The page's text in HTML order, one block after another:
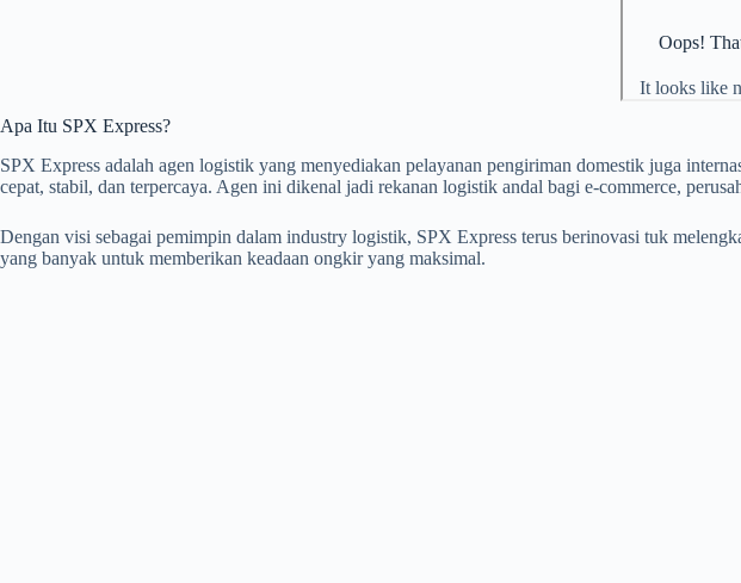
Apa Itu SPX Express?
SPX Express adalah agen logistik yang menyediakan pelayanan pengiriman domestik juga
cepat, stabil, dan terpercaya. Agen ini dikenal jadi rekanan logistik andal bagi e-commerce,
Dengan visi sebagai pemimpin dalam industry logistik, SPX Express terus berinovasi tuk
yang banyak untuk memberikan keadaan ongkir yang maksimal.